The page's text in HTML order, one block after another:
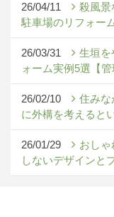
26/04/11
殺風景
駐車場のリフォー
26/03/31
生垣を
ォーム実例5選【管
26/02/10
住みな
に外構を考えると
26/01/29
おし
しないデザインと